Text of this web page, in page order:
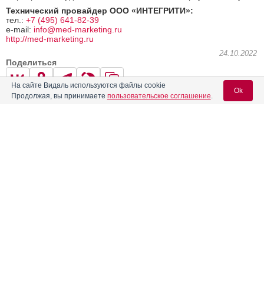
Технический провайдер ООО «ИНТЕГРИТИ»:
тел.: +7 (495) 641-82-39
e-mail: info@med-marketing.ru
http://med-marketing.ru
24.10.2022
Поделиться
На сайте Видаль используются файлы cookie
Продолжая, вы принимаете пользовательское соглашение.
Ok